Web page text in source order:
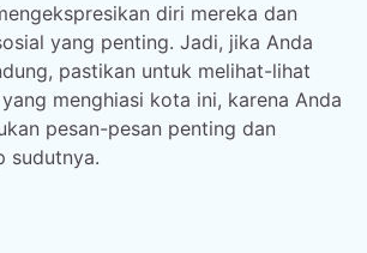
diri mereka dan
yang penting. Jadi, jika Anda
pastikan untuk melihat-lihat
menghiasi kota ini, karena Anda
pesan-pesan penting dan
sudutnya.